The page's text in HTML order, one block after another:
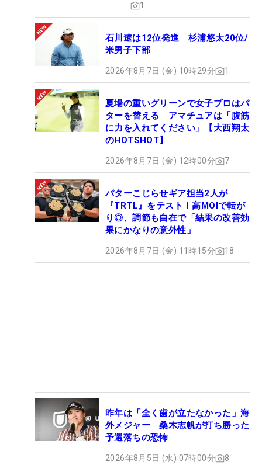
1
石川遼は12位発進 杉浦悠太20位/
米男子下部
2026年8月7日 (金) 10時29分 1
夏場の重いグリーンで女子プロはパ
ターを替える アマチュアは「腹筋
に力を入れてください」【大西翔太
のHOTSHOT】
2026年8月7日 (金) 12時00分 7
パターこじらせギア担当2人が
『TRTL』をテスト！高MOIで転が
り◎、調節も自在で「結果の改善効
果にかなりの意外性」
2026年8月7日 (金) 11時15分 18
昨年は「全く歯が立たなかった」海
外メジャー 桑木志帆が打ち勝った
予選落ちの恐怖
2026年8月5日 (水) 07時00分 8